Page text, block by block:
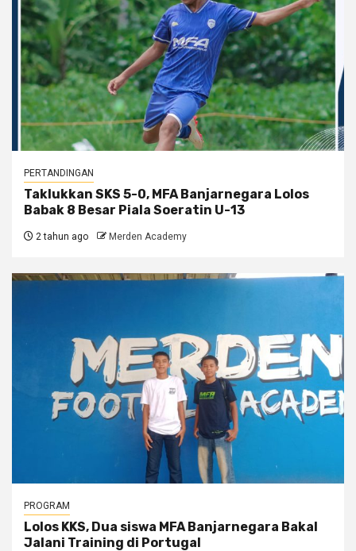
PERTANDINGAN
Taklukkan SKS 5-0, MFA Banjarnegara Lolos
Babak 8 Besar Piala Soeratin U-13
2 tahun ago Merden Academy
PROGRAM
Lolos KKS, Dua siswa MFA Banjarnegara Bakal
Jalani Training di Portugal